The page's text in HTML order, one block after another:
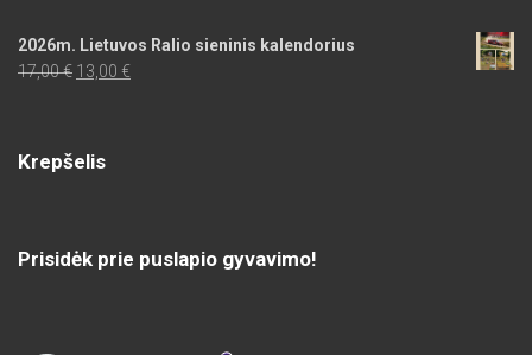
2026m. Lietuvos Ralio sieninis kalendorius
17,00€ Original
13,00 €Current
Krepšelis
Prisidėk prie puslapio gyvavimo!